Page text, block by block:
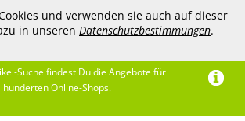
und verwenden sie auch auf dieser
in unseren Datenschutzbestimmungen.
Suche findest Du die Angebote für
Online-Shops.